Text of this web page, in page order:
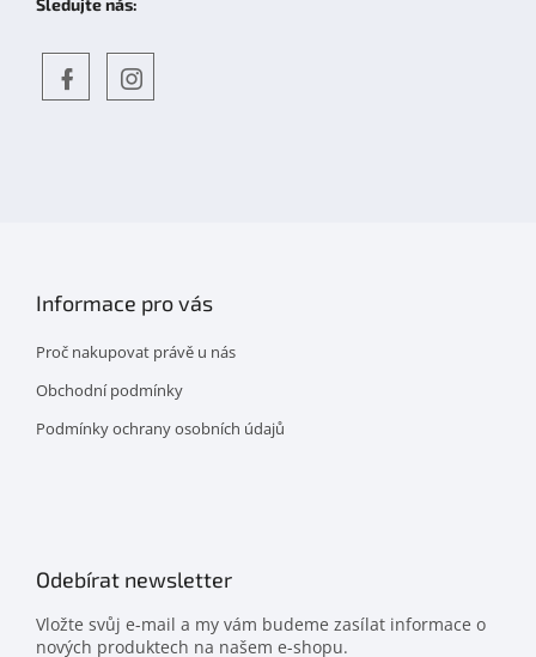
Sledujte nás:
Informace pro vás
Proč nakupovat právě u nás
Obchodní podmínky
Podmínky ochrany osobních údajů
Odebírat newsletter
Vložte svůj e-mail a my vám budeme zasílat informace o
nových produktech na našem e-shopu.